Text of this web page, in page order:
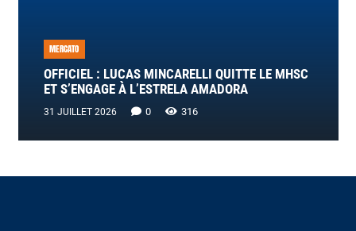
MERCATO
OFFICIEL : LUCAS MINCARELLI QUITTE LE MHSC
ET S’ENGAGE À L’ESTRELA AMADORA
31 JUILLET 2026 0 316